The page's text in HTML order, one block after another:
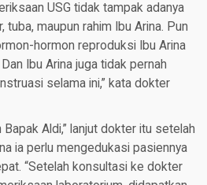
USG tidak tampak adanya
tuba, maupun rahim Ibu Arina. Pun
hormon reproduksi Ibu Arina
Ibu Arina juga tidak pernah
selama ini,” kata dokter
Aldi,” lanjut dokter itu setelah
ia perlu mengedukasi pasiennya
“Setelah konsultasi ke dokter